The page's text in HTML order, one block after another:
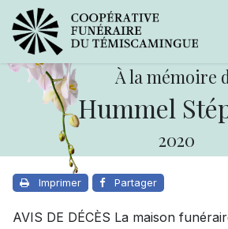
À la mémoire
Hummel
2020
Imprimer Partager
AVIS DE DÉCÈS La maison